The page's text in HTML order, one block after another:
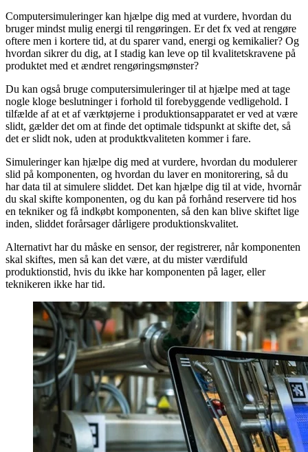
Computersimuleringer kan hjælpe dig med at vurdere, hvordan du
bruger mindst mulig energi til rengøringen. Er det fx ved at rengøre
oftere men i kortere tid, at du sparer vand, energi og kemikalier? Og
hvordan sikrer du dig, at I stadig kan leve op til kvalitetskravene på
produktet med et ændret rengøringsmønster?
Du kan også bruge computersimuleringer til at hjælpe med at tage
nogle kloge beslutninger i forhold til forebyggende vedligehold. I
tilfælde af at et af værktøjerne i produktionsapparatet er ved at være
slidt, gælder det om at finde det optimale tidspunkt at skifte det, så
det er slidt nok, uden at produktkvaliteten kommer i fare.
Simuleringer kan hjælpe dig med at vurdere, hvordan du modulerer
slid på komponenten, og hvordan du laver en monitorering, så du
har data til at simulere sliddet. Det kan hjælpe dig til at vide, hvornår
du skal skifte komponenten, og du kan på forhånd reservere tid hos
en tekniker og få indkøbt komponenten, så den kan blive skiftet lige
inden, sliddet forårsager dårligere produktionskvalitet.
Alternativt har du måske en sensor, der registrerer, når komponenten
skal skiftes, men så kan det være, at du mister værdifuld
produktionstid, hvis du ikke har komponenten på lager, eller
teknikeren ikke har tid.